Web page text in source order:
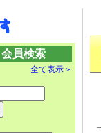
会員検索
全て表示＞